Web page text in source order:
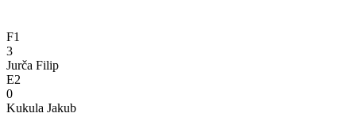
F1
3
Jurča Filip
E2
0
Kukula Jakub